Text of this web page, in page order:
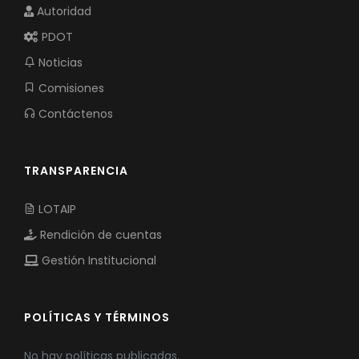
Autoridad
PDOT
Noticias
Comisiones
Contáctenos
TRANSPARENCIA
LOTAIP
Rendición de cuentas
Gestión Institucional
POLÍTICAS Y TÉRMINOS
No hay políticas publicadas.